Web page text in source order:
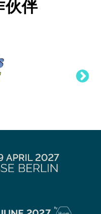
伙伴